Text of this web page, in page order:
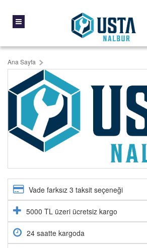
Ana Sayfa
Vade farksız 3 taksit seçeneği
5000 TL üzeri ücretsiz kargo
24 saatte kargoda